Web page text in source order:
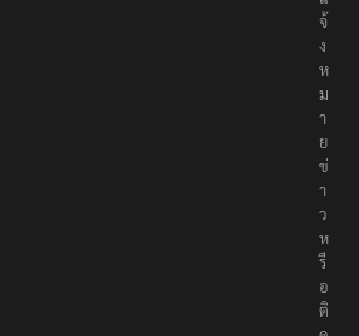
ธ์
แ
จ้
ง
ห
ม
า
ย
ข่
า
ว
ห
รื